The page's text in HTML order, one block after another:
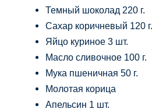
Темный шоколад 220 г.
Сахар коричневый 120 г.
Яйцо куриное 3 шт.
Масло сливочное 100 г.
Мука пшеничная 50 г.
Молотая корица
Апельсин 1 шт.